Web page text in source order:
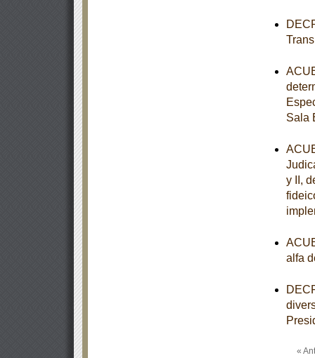
Sala
y II,
alfa
«